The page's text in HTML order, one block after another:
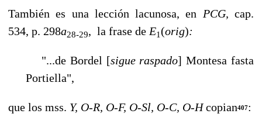
También es una lección lacunosa, en PCG,cap.
534, p. 298a28-29, la frase de E1(orig):
"...de Bordel [sigue raspado] Montesa fasta
Portiella",
que los mss. Y, O-R, O-F, O-Sl, O-C, O-Hcopian407: